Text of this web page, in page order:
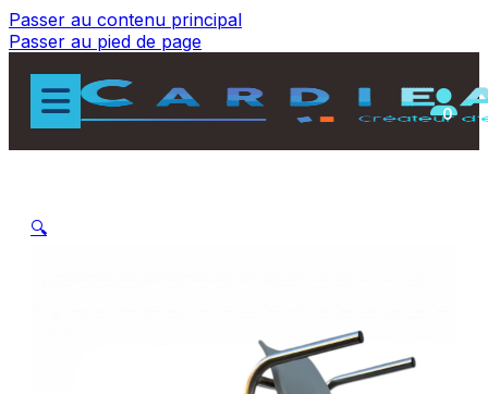
Passer au contenu principal
Passer au pied de page
0
🔍